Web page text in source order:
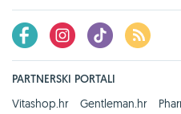
PARTNERSKI PORTALI
Vitashop.hr
Gentleman.hr